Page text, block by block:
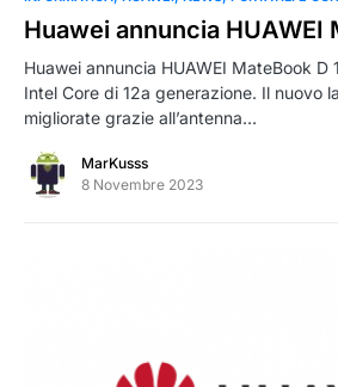
Huawei annuncia HUAWEI
Huawei annuncia HUAWEI MateBook D
Intel Core di 12a generazione. Il nuovo
migliorate grazie all’antenna…
MarKusss
8 Novembre 2023